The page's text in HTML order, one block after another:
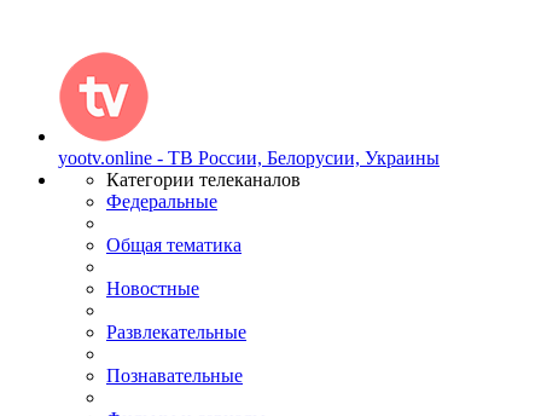
yootv.online - ТВ России, Белорусии, Украины
Категории телеканалов
Федеральные
Общая тематика
Новостные
Развлекательные
Познавательные